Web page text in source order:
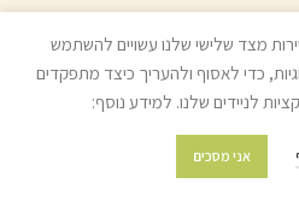
מצד שלישי שלנו עשויים להשתמש
כדי לאסוף ולהעריך כיצד מתפקדים
לניידים שלנו. למידע נוסף:
אני מסכים